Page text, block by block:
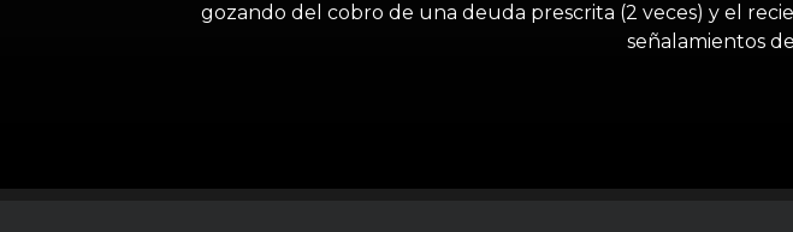
gozando del cobro de una deuda prescrita (2 veces) y el
señalamientos